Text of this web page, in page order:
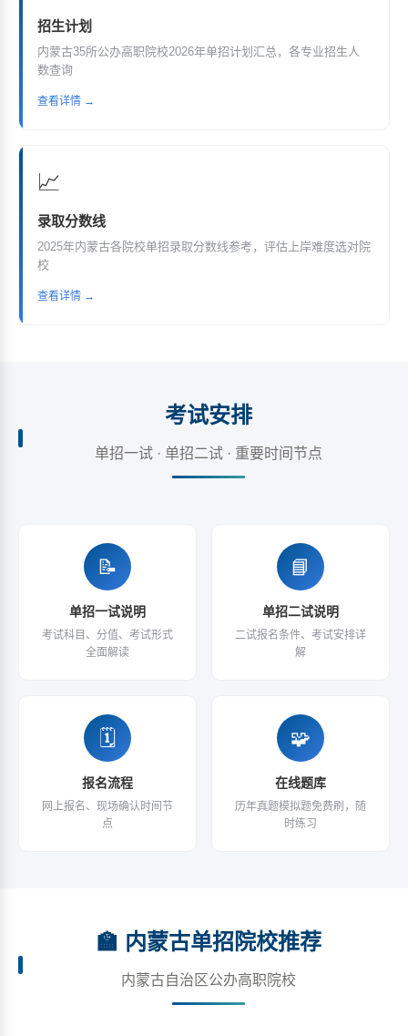
招生计划
内蒙古35所公办高职院校2026年单招计划汇总，各专业招生人
数查询
查看详情 →
📈
录取分数线
2025年内蒙古各院校单招录取分数线参考，评估上岸难度选对院
校
查看详情 →
考试安排
单招一试 · 单招二试 · 重要时间节点
📝
单招一试说明
考试科目、分值、考试形式
全面解读
📘
单招二试说明
二试报名条件、考试安排详
解
🗓
报名流程
网上报名、现场确认时间节
点
🧩
在线题库
历年真题模拟题免费刷，随
时练习
🏫 内蒙古单招院校推荐
内蒙古自治区公办高职院校